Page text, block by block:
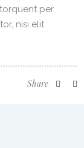
per
nisi elit
Share